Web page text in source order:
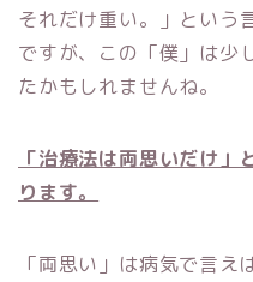
それだけ重い。」という
ですが、この「僕」は少
たかもしれませんね。
「治療法は両思いだけ
ります。
「両思い」は病気で言